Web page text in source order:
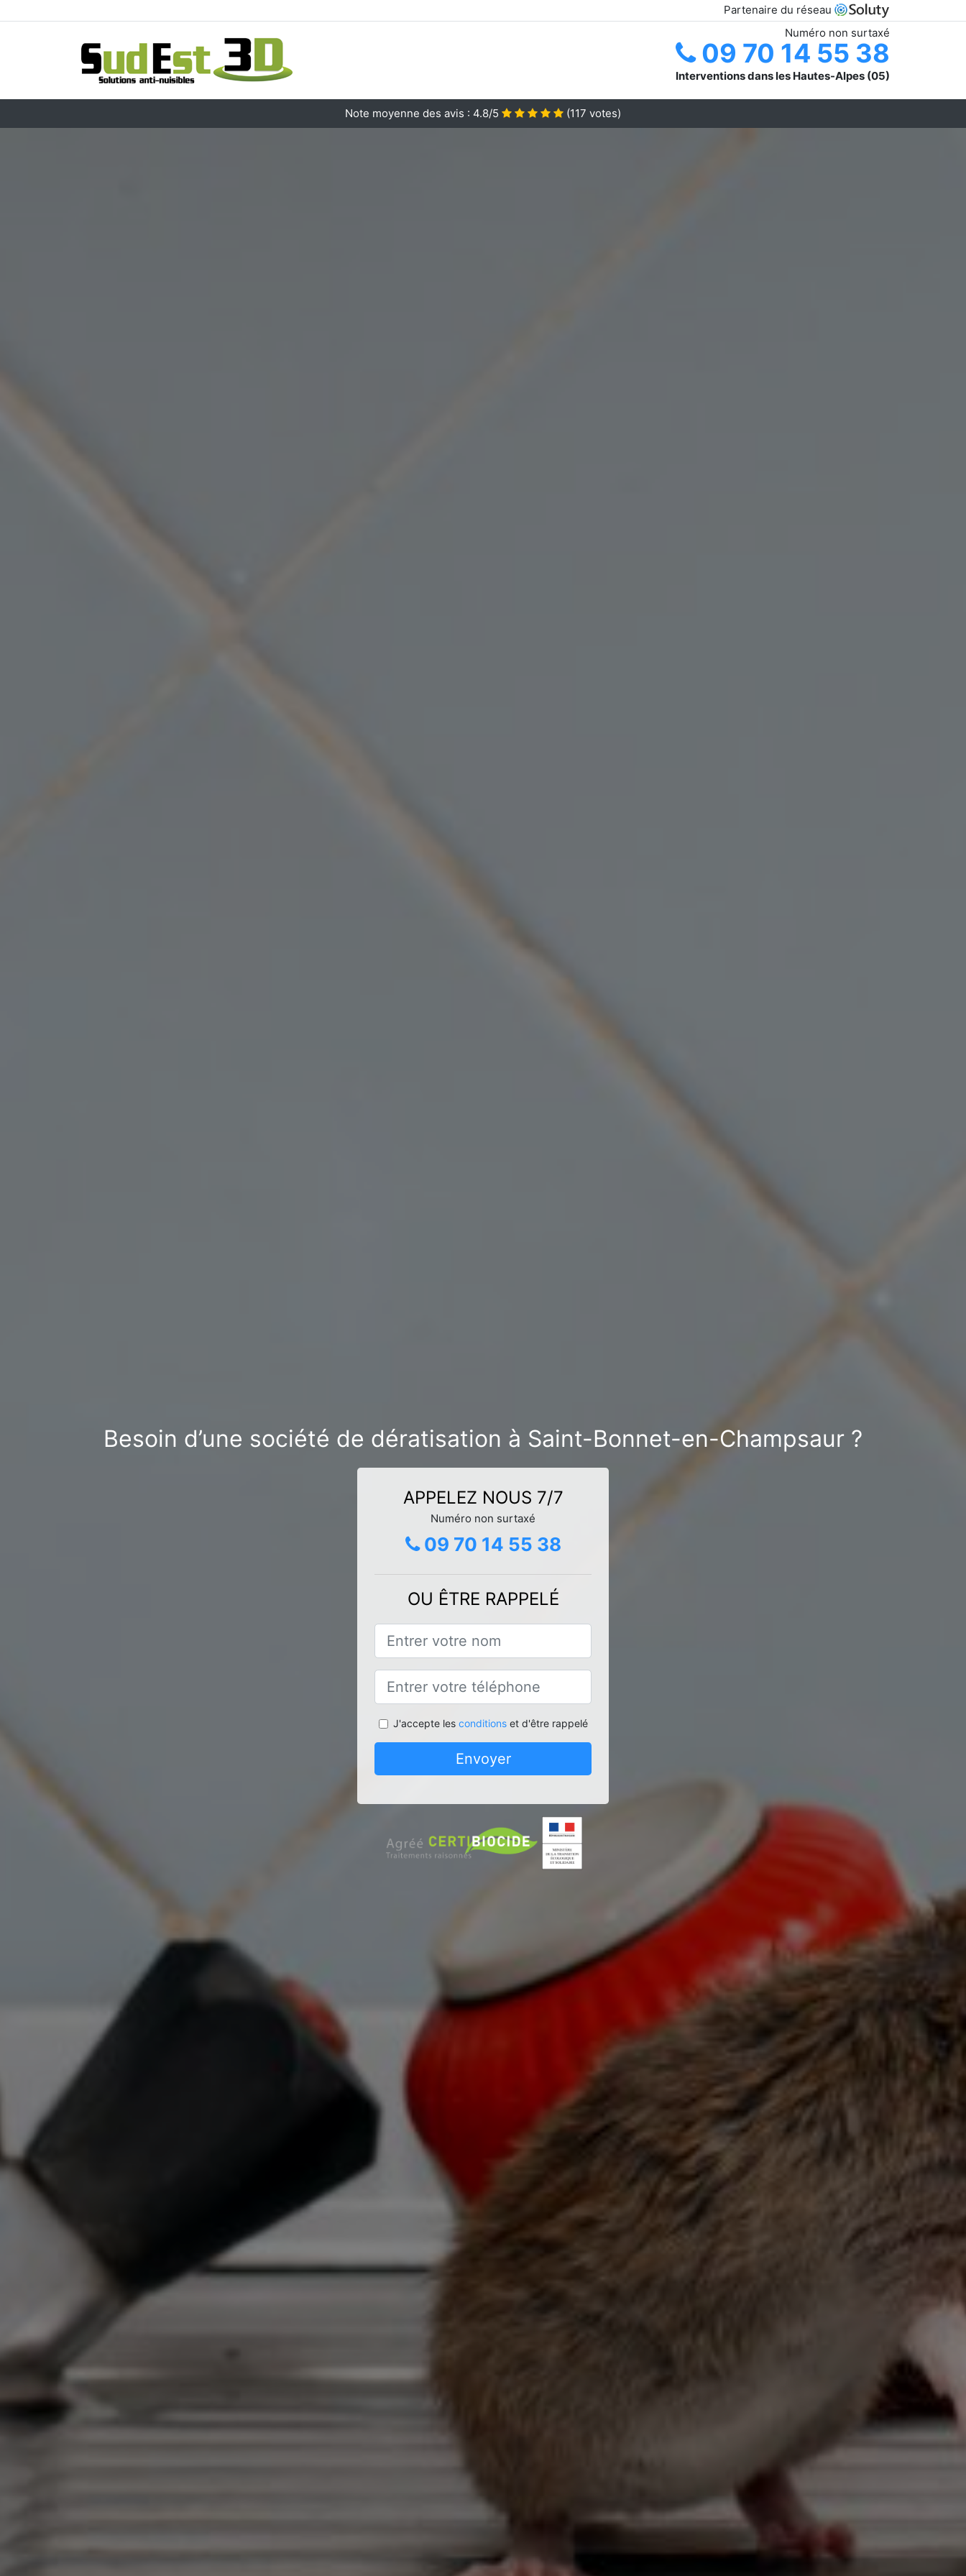
Partenaire du réseau
Numéro non surtaxé
09 70 14 55 38
Interventions dans les Hautes-Alpes (05)
Note moyenne des avis : 4.8/5 (117 votes)
Besoin d’une société de dératisation à Saint-Bonnet-en-Champsaur ?
APPELEZ NOUS 7/7
Numéro non surtaxé
09 70 14 55 38
OU ÊTRE RAPPELÉ
J'accepte les conditionset d'être rappelé
Envoyer